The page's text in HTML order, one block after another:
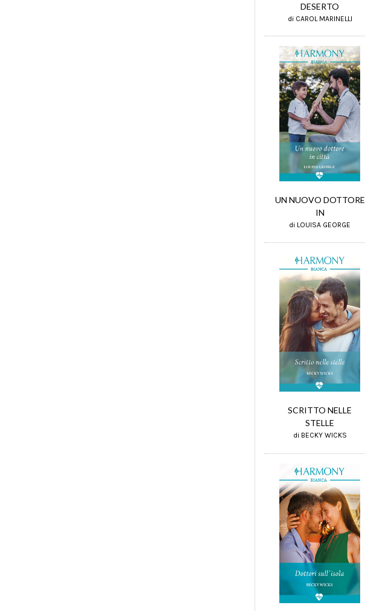
DESERTO
di CAROL MARINELLI
UN NUOVO DOTTORE
IN
di LOUISA GEORGE
SCRITTO NELLE
STELLE
di BECKY WICKS